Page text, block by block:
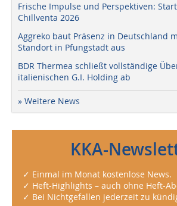
Frische Impulse und Perspektiven:
Chillventa 2026
Aggreko baut Präsenz in Deutschland
Standort in Pfungstadt aus
BDR Thermea schließt vollständige
italienischen G.I. Holding ab
» Weitere News
KKA-
✓ Einmal im Monat kostenlose News.
✓ Heft-Highlights – auch ohne Heft-
✓ Bei Nichtgefallen jederzeit zu